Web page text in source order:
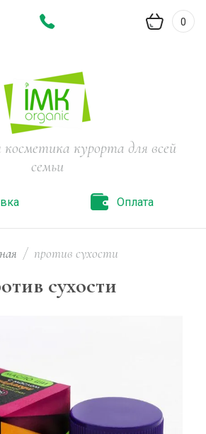
0
курорта для всей
семьи
Оплата
/ против сухости
сухости